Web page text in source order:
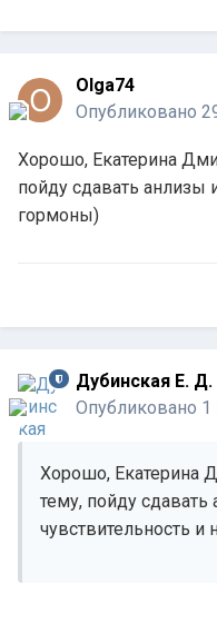
Olga74
Опубликовано
Хорошо, Екатерина
пойду сдавать анлизы
гормоны)
Дубинская Е. Д.
Опубликовано 1
Хорошо, Екатерина
тему, пойду сдавать
чувствительность и